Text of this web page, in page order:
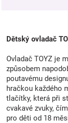
Dětský ovladač
Ovladač TOYZ je
způsobem
poutavému
hračkou každého
tlačítky, která při
cvakavé zvuky,
pro děti od 18